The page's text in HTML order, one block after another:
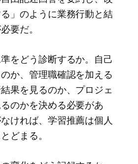
」のように業務行動と結
要だ。
をどう診断するか。自己
か、管理職確認を加える
果を見るのか、プロジェ
のかを決める必要があ
ければ、学習推薦は個人
どまる。